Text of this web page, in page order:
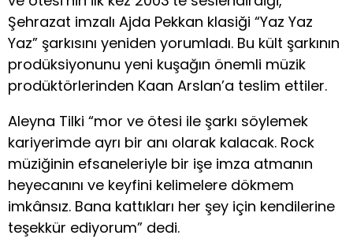
Şehrazat imzalı Ajda Pekkan klasiği “Yaz Yaz
Yaz” şarkısını yeniden yorumladı. Bu kült şarkının
prodüksiyonunu yeni kuşağın önemli müzik
prodüktörlerinden Kaan Arslan’a teslim ettiler.
Aleyna Tilki “mor ve ötesi ile şarkı söylemek
kariyerimde ayrı bir anı olarak kalacak. Rock
müziğinin efsaneleriyle bir işe imza atmanın
heyecanını ve keyfini kelimelere dökmem
imkânsız. Bana kattıkları her şey için kendilerine
teşekkür ediyorum” dedi.